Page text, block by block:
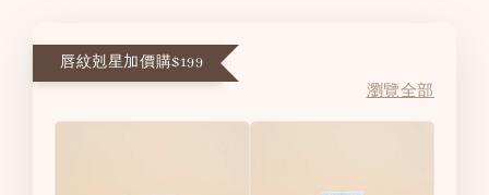
唇紋剋星加價購$199
瀏覽全部